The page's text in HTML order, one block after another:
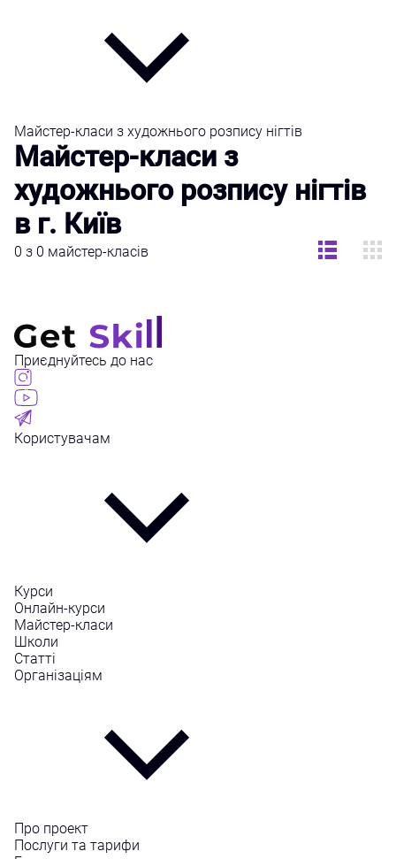
Майстер-класи з художнього розпису нігтів
Майстер-класи з
художнього розпису нігтів
в г. Київ
0 з 0 майстер-класів
Приєднуйтесь до нас
Користувачам
Курси
Онлайн-курси
Майстер-класи
Школи
Статті
Організаціям
Про проект
Послуги та тарифи